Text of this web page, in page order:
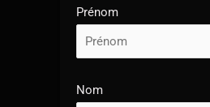
Prénom
Nom